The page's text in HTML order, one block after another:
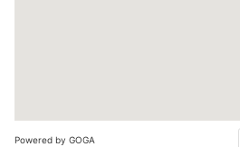
Powered by GOGA